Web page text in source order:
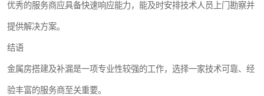
优秀的服务商应具备快速响应能力，能及时安排技术人员上门勘察并
提供解决方案。
结语
金属房搭建及补漏是一项专业性较强的工作，选择一家技术可靠、经
验丰富的服务商至关重要。